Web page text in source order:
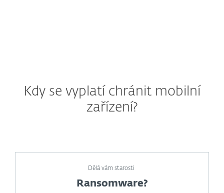
Kdy se vyplatí chránit mobilní
zařízení?
Dělá vám starosti
Ransomware?